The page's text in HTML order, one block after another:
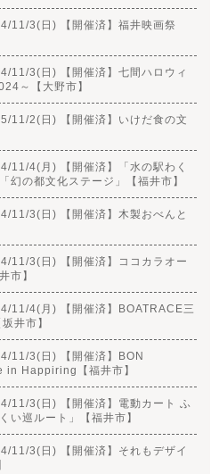
11/3(日) 【開催済】福井映画祭
11/3(日) 【開催済】七間ハロウィ
～【大野市】
11/2(日) 【開催済】いけだ食の文
11/4(月) 【開催済】「水の駅わく
幻の都文化ステージ」【福井市】
11/3(日) 【開催済】木製おべんと
11/3(日) 【開催済】ココカラオー
市】
11/4(月) 【開催済】BOATRACE三
井市】
11/3(日) 【開催済】BON
Happiring【福井市】
11/3(日) 【開催済】電動カート ふ
い巡ルート」【福井市】
11/3(日) 【開催済】それもデザイ